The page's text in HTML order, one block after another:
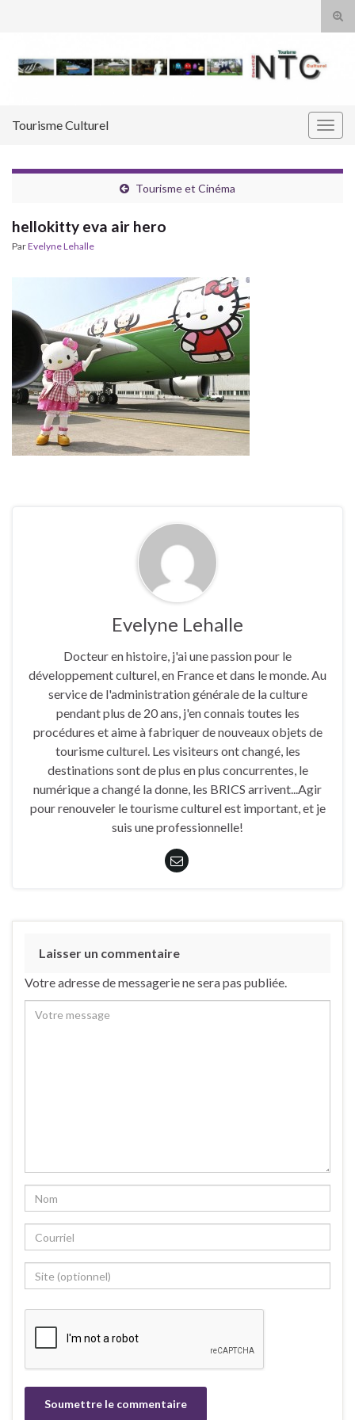
Tourisme Culturel
Tourisme et Cinéma
hellokitty eva air hero
ParEvelyne Lehalle
Evelyne Lehalle
Docteur en histoire, j'ai une passion pour le
développement culturel, en France et dans le monde. Au
service de l'administration générale de la culture
pendant plus de 20 ans, j'en connais toutes les
procédures et aime à fabriquer de nouveaux objets de
tourisme culturel. Les visiteurs ont changé, les
destinations sont de plus en plus concurrentes, le
numérique a changé la donne, les BRICS arrivent...Agir
pour renouveler le tourisme culturel est important, et je
suis une professionnelle!
Laisser un commentaire
Votre adresse de messagerie ne sera pas publiée.